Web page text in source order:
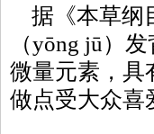
据《本草纲
（yōng jū）
微量元素，具
做点受大众喜